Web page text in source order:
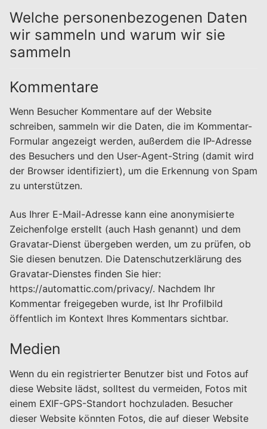
Welche personenbezogenen Daten
wir sammeln und warum wir sie
sammeln
Kommentare
Wenn Besucher Kommentare auf der Website
schreiben, sammeln wir die Daten, die im Kommentar-
Formular angezeigt werden, außerdem die IP-Adresse
des Besuchers und den User-Agent-String (damit wird
der Browser identifiziert), um die Erkennung von Spam
zu unterstützen.
Aus Ihrer E-Mail-Adresse kann eine anonymisierte
Zeichenfolge erstellt (auch Hash genannt) und dem
Gravatar-Dienst übergeben werden, um zu prüfen, ob
Sie diesen benutzen. Die Datenschutzerklärung des
Gravatar-Dienstes finden Sie hier:
https://automattic.com/privacy/. Nachdem Ihr
Kommentar freigegeben wurde, ist Ihr Profilbild
öffentlich im Kontext Ihres Kommentars sichtbar.
Medien
Wenn du ein registrierter Benutzer bist und Fotos auf
diese Website lädst, solltest du vermeiden, Fotos mit
einem EXIF-GPS-Standort hochzuladen. Besucher
dieser Website könnten Fotos, die auf dieser Website